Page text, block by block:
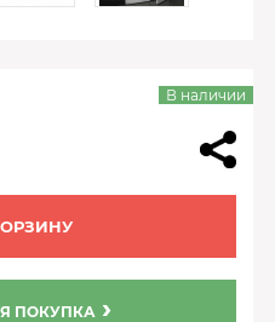
В наличии
ПОКУПКА